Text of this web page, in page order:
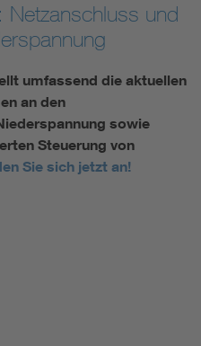
Netzanschluss und
umfassend die aktuellen
an den
sowie
Steuerung von
Sie sich jetzt an!